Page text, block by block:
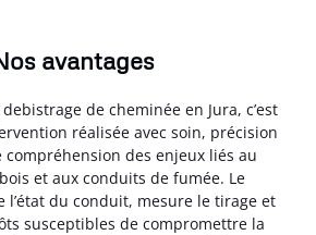
avantages
de cheminée en Jura, c’est
réalisée avec soin, précision
des enjeux liés au
et aux conduits de fumée. Le
l’état du conduit, mesure le tirage et
susceptibles de compromettre la